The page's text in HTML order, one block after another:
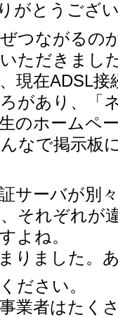
がとうござ
つながるの
ただきまし
現在ADSL
があり、「
のホームペ
なで掲示板
サーバが別
それぞれが
よね。
りました。
ださい。
業者はたく